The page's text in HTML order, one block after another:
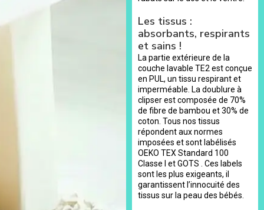
Les tissus :
absorbants, respirants
et sains !
La partie extérieure de la
couche lavable TE2 est conçue
en PUL, un tissu respirant et
imperméable. La doublure à
clipser est composée de 70%
de fibre de bambou et 30% de
coton. Tous nos tissus
répondent aux normes
imposées et sont labélisés
OEKO TEX Standard 100
Classe I et GOTS . Ces labels
sont les plus exigeants, il
garantissent l’innocuité des
tissus sur la peau des bébés.